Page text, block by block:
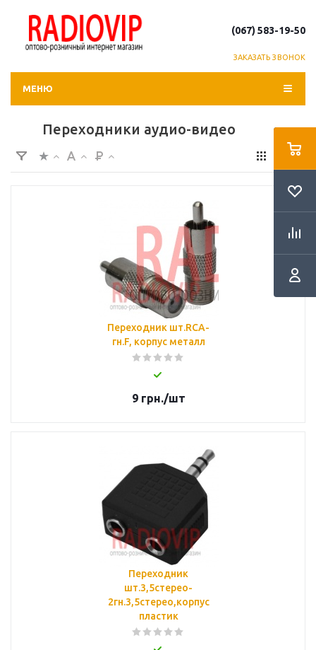
(067) 583-19-50
ЗАКАЗАТЬ ЗВОНОК
МЕНЮ
Переходники аудио-видео
Переходник шт.RCA-
гн.F, корпус металл
9грн./шт
Переходник
шт.3,5стерео-
2гн.3,5стерео,корпус
пластик